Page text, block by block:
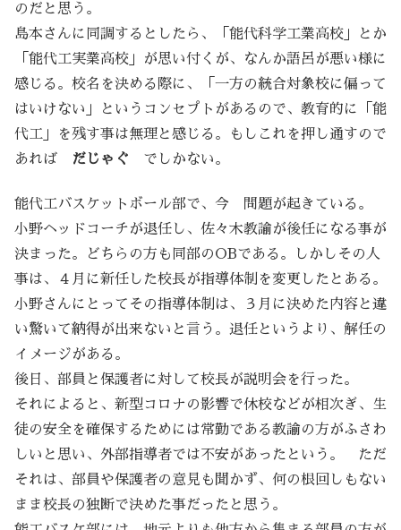
のだと思う。
島本さんに同調するとしたら、「能代科学工業高校」とか
「能代工実業高校」が思い付くが、なんか語呂が悪い様に
感じる。校名を決める際に、「一方の統合対象校に偏って
はいけない」というコンセプトがあるので、教育的に「能
代工」を残す事は無理と感じる。もしこれを押し通すので
あれば
だじゃぐ でしかない。
能代工バスケットボール部で、今 問題が起きている。
小野ヘッドコーチが退任し、佐々木教諭が後任になる事が
決まった。どちらの方も同部のOBである。しかしその人
事は、４月に新任した校長が指導体制を変更したとある。
小野さんにとってその指導体制は、３月に決めた内容と違
い驚いて納得が出来ないと言う。退任というより、解任の
イメージがある。
後日、部員と保護者に対して校長が説明会を行った。
それによると、新型コロナの影響で休校などが相次ぎ、生
徒の安全を確保するためには常勤である教諭の方がふさわ
しいと思い、外部指導者では不安があったという。 ただ
それは、部員や保護者の意見も聞かず、何の根回しもない
まま校長の独断で決めた事だったと思う。